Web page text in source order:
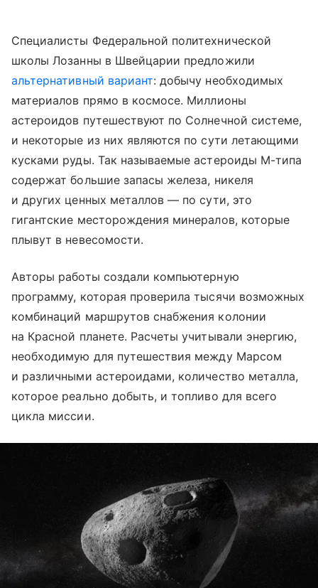
Специалисты Федеральной политехнической
школы Лозанны в Швейцарии предложили
альтернативный вариант: добычу необходимых
материалов прямо в космосе. Миллионы
астероидов путешествуют по Солнечной системе,
и некоторые из них являются по сути летающими
кусками руды. Так называемые астероиды М-типа
содержат большие запасы железа, никеля
и других ценных металлов — по сути, это
гигантские месторождения минералов, которые
плывут в невесомости.
Авторы работы создали компьютерную
программу, которая проверила тысячи возможных
комбинаций маршрутов снабжения колонии
на Красной планете. Расчеты учитывали энергию,
необходимую для путешествия между Марсом
и различными астероидами, количество металла,
которое реально добыть, и топливо для всего
цикла миссии.